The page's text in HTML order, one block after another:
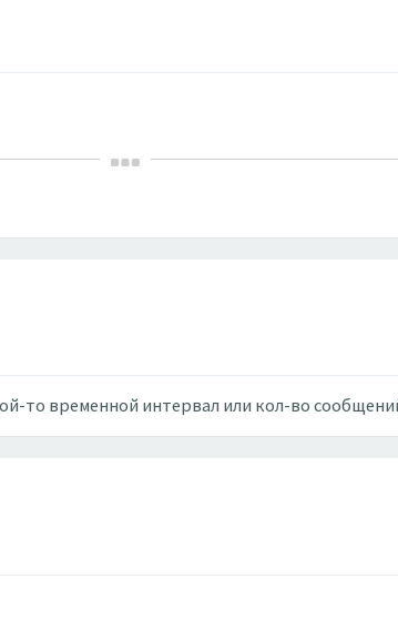
то временной интервал или кол-во